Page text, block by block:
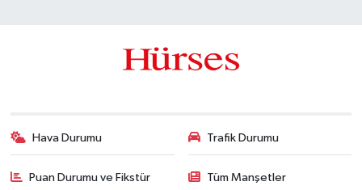
Hava Durumu Trafik Durumu
Puan Durumu ve Fikstür Tüm Manşetler